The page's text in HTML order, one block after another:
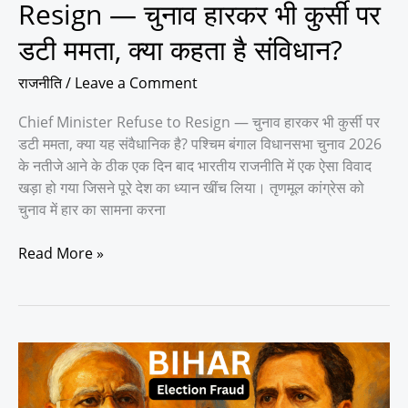
Resign — चुनाव हारकर भी कुर्सी पर
डटी ममता, क्या कहता है संविधान?
राजनीति/ Leave a Comment
Chief Minister Refuse to Resign — चुनाव हारकर भी कुर्सी पर
डटी ममता, क्या यह संवैधानिक है? पश्चिम बंगाल विधानसभा चुनाव 2026
के नतीजे आने के ठीक एक दिन बाद भारतीय राजनीति में एक ऐसा विवाद
खड़ा हो गया जिसने पूरे देश का ध्यान खींच लिया। तृणमूल कांग्रेस को
चुनाव में हार का सामना करना
क्या
कहता
संविधान?
Read More »
Bihar
Election
Scam: